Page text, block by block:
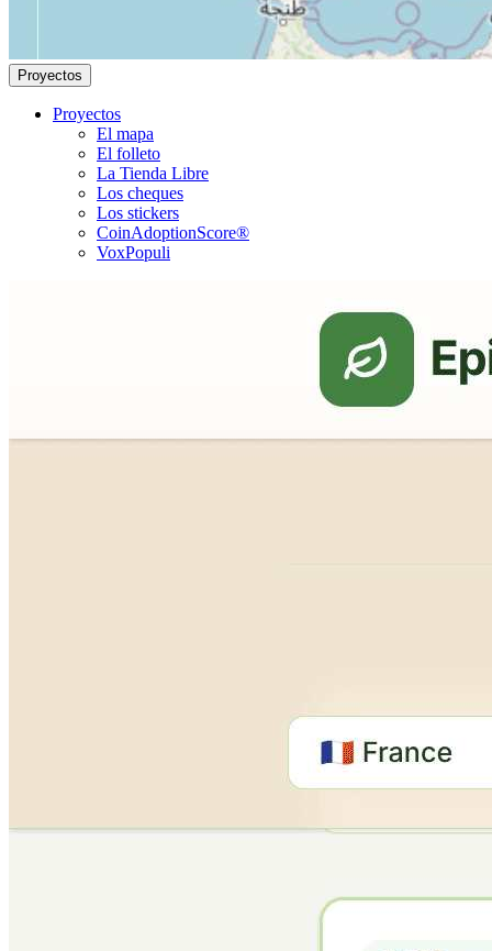
Proyectos
Proyectos
El mapa
El folleto
La Tienda Libre
Los cheques
Los stickers
CoinAdoptionScore®
VoxPopuli